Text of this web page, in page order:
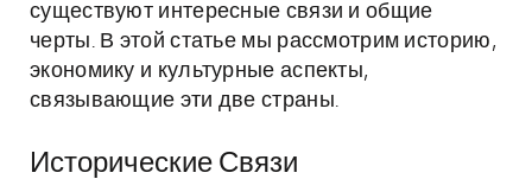
существуют интересные связи и общие
черты. В этой статье мы рассмотрим историю,
экономику и культурные аспекты,
связывающие эти две страны.
Исторические Связи